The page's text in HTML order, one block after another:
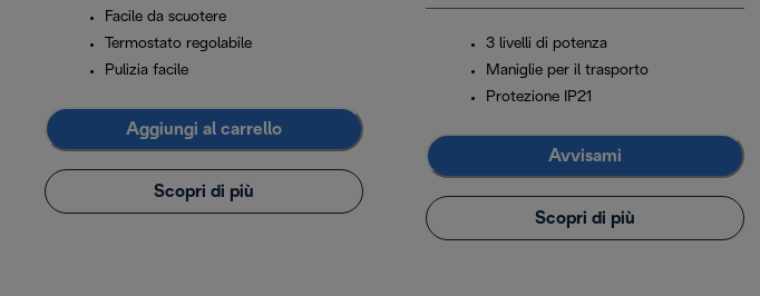
Facile da scuotere
Termostato regolabile
Pulizia facile
Aggiungi al carrello
Scopri di più
3 livelli di potenza
Maniglie per il trasporto
Protezione IP21
Avvisami
Scopri di più